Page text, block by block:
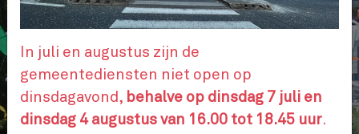
AFSPRAAK
CONTACTEER ONS
In juli en augustus zijn de
gemeentediensten niet open op
dinsdagavond, behalve op dinsdag 7 juli en
dinsdag 4 augustus van 16.00 tot 18.45 uur.